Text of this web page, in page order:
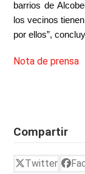
barrios de
los vecinos
por ellos”,
Nota de prensa
Compartir
Twitter